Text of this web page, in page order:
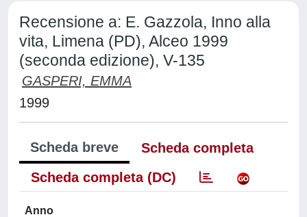
Recensione a: E. Gazzola, Inno alla
vita, Limena (PD), Alceo 1999
(seconda edizione), V-135
GASPERI, EMMA
1999
Scheda breve
Scheda completa
Scheda completa (DC)
Anno